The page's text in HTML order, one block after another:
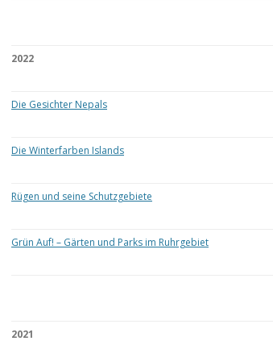
2022
Die Gesichter Nepals
Die Winterfarben Islands
Rügen und seine Schutzgebiete
Grün Auf! – Gärten und Parks im Ruhrgebiet
2021